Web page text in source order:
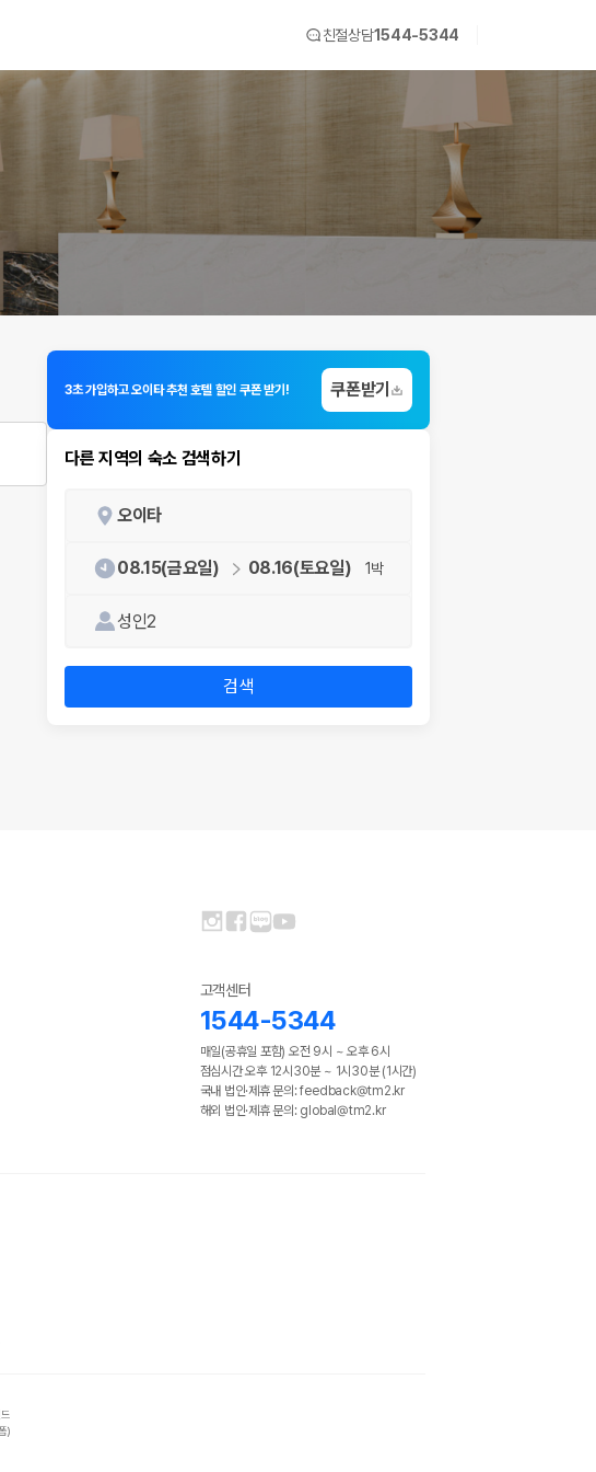
친절상담1544-5344
3초 가입하고 오이타 추천 호텔 할인 쿠폰 받기! 쿠폰받기
다른 지역의 숙소 검색하기
오이타
08.15(금요일) 08.16(토요일) 1박
성인2
검색
고객센터
1544-5344
매일(공휴일 포함) 오전 9시 ~ 오후 6시
점심시간 오후 12시30분 ~ 1시30분 (1시간)
국내 법인·제휴 문의: feedback@tm2.kr
해외 법인·제휴 문의: global@tm2.kr